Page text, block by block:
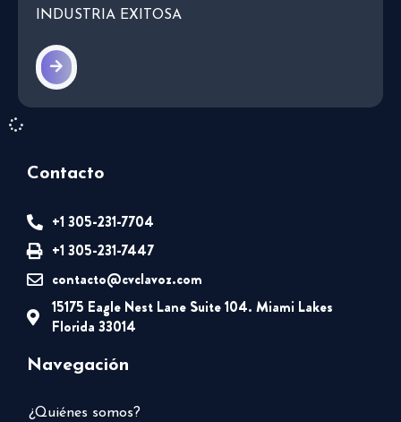
INDUSTRIA EXITOSA
Contacto
+1 305-231-7704
+1 305-231-7447
contacto@cvclavoz.com
15175 Eagle Nest Lane Suite 104. Miami Lakes
Florida 33014
Navegación
¿Quiénes somos?